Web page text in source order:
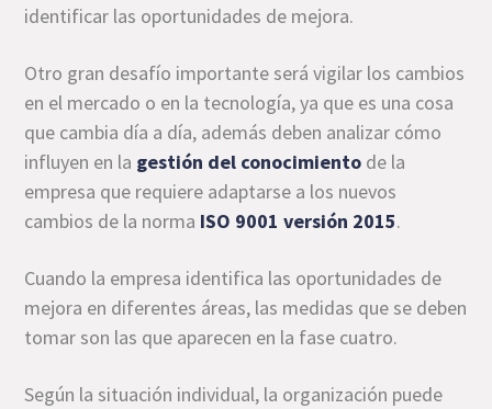
identificar las oportunidades de mejora.
Otro gran desafío importante será vigilar los cambios
en el mercado o en la tecnología, ya que es una cosa
que cambia día a día, además deben analizar cómo
influyen en la gestión del conocimiento de la
empresa que requiere adaptarse a los nuevos
cambios de la norma ISO 9001 versión 2015.
Cuando la empresa identifica las oportunidades de
mejora en diferentes áreas, las medidas que se deben
tomar son las que aparecen en la fase cuatro.
Según la situación individual, la organización puede